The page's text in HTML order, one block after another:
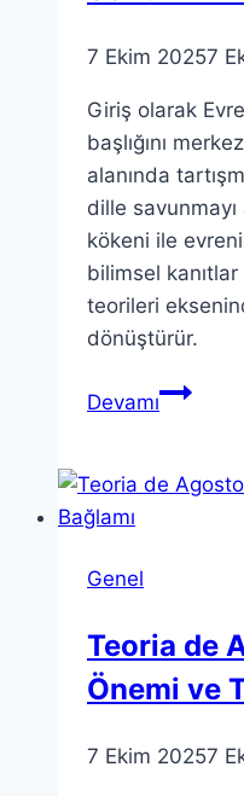
7 Ekim 20257
Giriş olarak
başlığını
alanında
dille
kökeni ile
bilimsel kanıtlar
teorileri
dönüştürür.
DevamıEvren
ve
Genel
Teoria de
Önemi ve
7 Ekim 20257